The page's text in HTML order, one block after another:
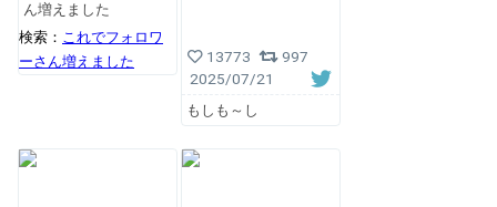
ん増えました
検索： これでフォロワ
ーさん増えました
13773
997
2025/07/21
もしも～し